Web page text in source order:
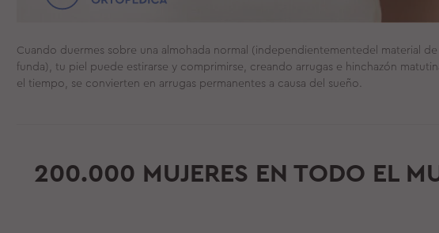
Cuando duermes sobre una almohada normal (independientementedel material de
funda), tu piel puede estirarse y comprimirse, creando arrugas e hinchazón
el tiempo, se convierten en arrugas permanentes a causa del sueño.
200.000 MUJERES EN TODO EL